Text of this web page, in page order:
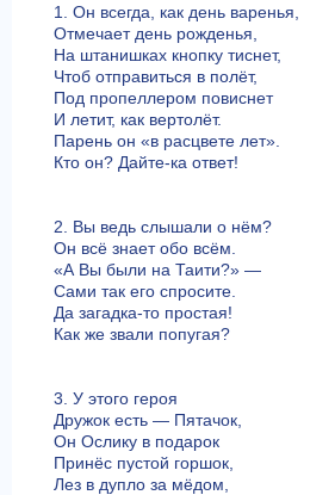
1. Он всегда, как день варенья,
Отмечает день рожденья,
На штанишках кнопку тиснет,
Чтоб отправиться в полёт,
Под пропеллером повиснет
И летит, как вертолёт.
Парень он «в расцвете лет».
Кто он? Дайте-ка ответ!
2. Вы ведь слышали о нём?
Он всё знает обо всём.
«А Вы были на Таити?» —
Сами так его спросите.
Да загадка-то простая!
Как же звали попугая?
3. У этого героя
Дружок есть — Пятачок,
Он Ослику в подарок
Принёс пустой горшок,
Лез в дупло за мёдом,